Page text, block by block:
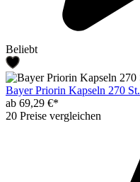
Beliebt
Bayer Priorin Kapseln 270 St.
ab 69,29 €*
20 Preise vergleichen